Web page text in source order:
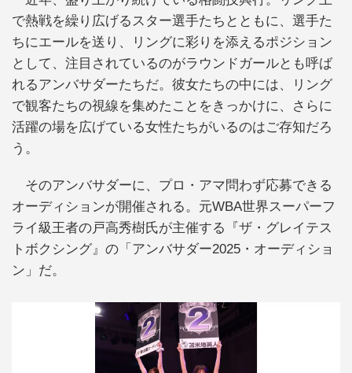
で熱戦を繰り広げるスター選手たちとともに、選手た
ちにエールを送り、リングに彩りを添えるポジション
として、注目されているのがラウンドガールとも呼ば
れるアンバサダーたちだ。彼女たちの中には、リング
で観客たちの視線を集めたことをきっかけに、さらに
活躍の場を広げている女性たちがいるのはご存知だろ
う。
そのアンバサダーに、プロ・アマ問わず応募できる
オーディションが開催される。元WBA世界スーパーフ
ライ級王者の戸高秀樹氏が主催する『ザ・グレイテス
トボクシング』の「アンバサダー2025・オーディショ
ン」だ。